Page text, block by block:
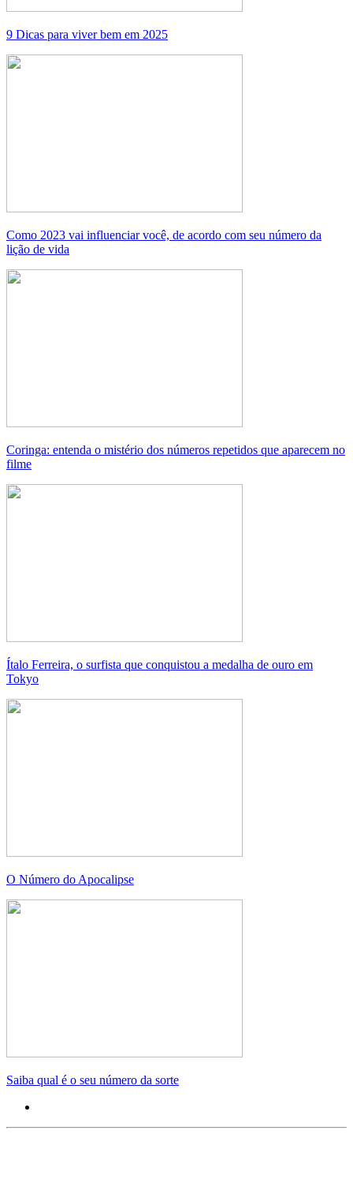
9 Dicas para viver bem em 2025
Como 2023 vai influenciar você, de acordo com seu número da
lição de vida
Coringa: entenda o mistério dos números repetidos que aparecem no
filme
Ítalo Ferreira, o surfista que conquistou a medalha de ouro em
Tokyo
O Número do Apocalipse
Saiba qual é o seu número da sorte